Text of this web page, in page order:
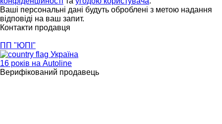
Ваші персональні дані будуть оброблені з метою надання
відповіді на ваш запит.
Контакти продавця
ПП "ЮПІ"
Україна
16 років на Autoline
Верифікований продавець